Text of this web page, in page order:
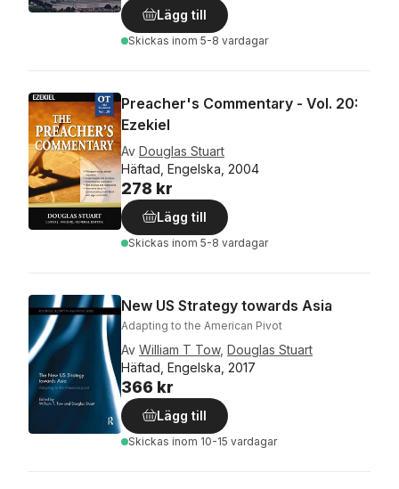
Lägg till
Skickas inom 5-8 vardagar
Preacher's Commentary - Vol. 20:
Ezekiel
Av Douglas Stuart
Häftad, Engelska, 2004
278 kr
Lägg till
Skickas inom 5-8 vardagar
New US Strategy towards Asia
Adapting to the American Pivot
Av William T Tow, Douglas Stuart
Häftad, Engelska, 2017
366 kr
Lägg till
Skickas inom 10-15 vardagar